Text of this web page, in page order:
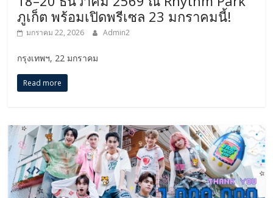
ภูเก็ต พร้อมเปิดพรีเซล 23 มกราคมนี้!
มกราคม 22, 2026 Admin2
กรุงเทพฯ, 22 มกราคม
Read more